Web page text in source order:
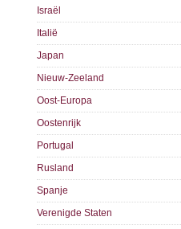
Israël
Italië
Japan
Nieuw-Zeeland
Oost-Europa
Oostenrijk
Portugal
Rusland
Spanje
Verenigde Staten